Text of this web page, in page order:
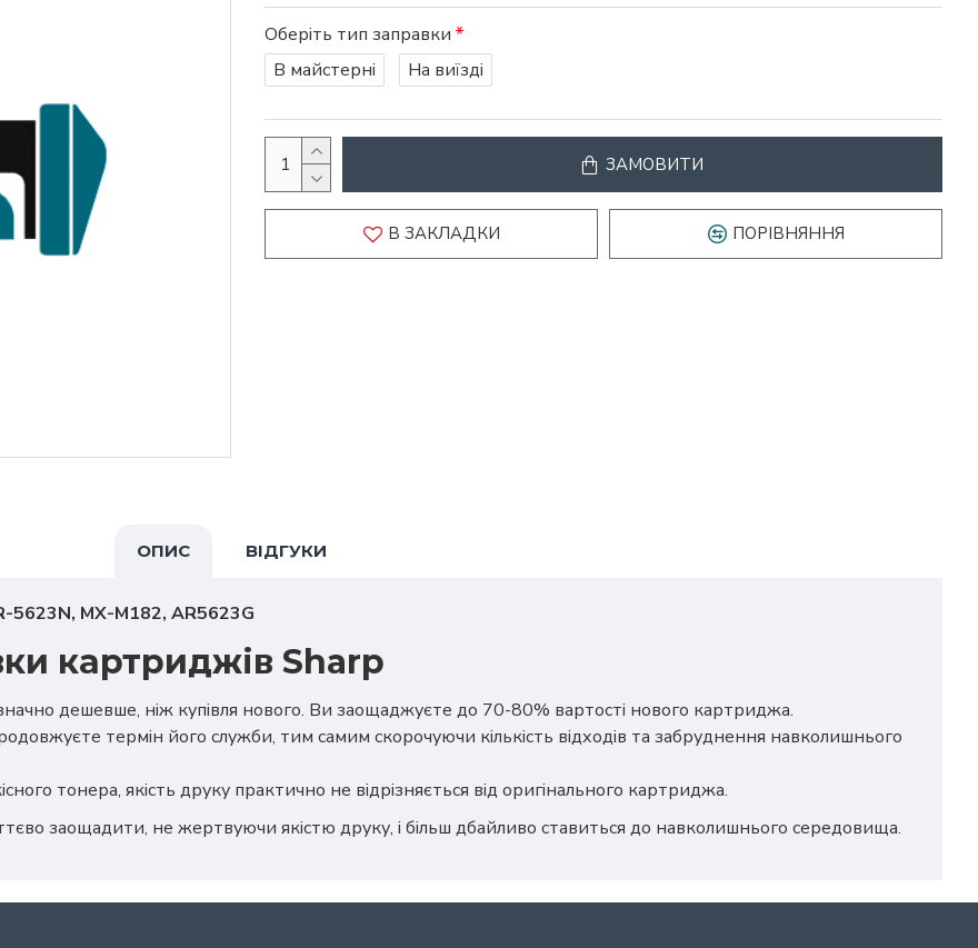
Оберіть тип заправки
В майстерні
На виїзді
ЗАМОВИТИ
В ЗАКЛАДКИ ПОРІВНЯННЯ
ОПИС ВІДГУКИ
5623N, MX-M182, AR5623G
картриджів Sharp
дешевше, ніж купівля нового. Ви заощаджуєте до 70-80% вартості нового картриджа.
термін його служби, тим самим скорочуючи кількість відходів та забруднення навколишнього
тонера, якість друку практично не відрізняється від оригінального картриджа.
заощадити, не жертвуючи якістю друку, і більш дбайливо ставиться до навколишнього середовища.